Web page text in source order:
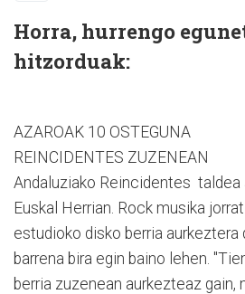
Horra, hurrengo
hitzorduak:
AZAROAK 10 OSTEGUNA
REINCIDENTES ZUZENEAN
Andaluziako Reincidentes taldea
Euskal Herrian. Rock musika
estudioko disko berria aurkeztera
barrena bira egin baino lehen.
berria zuzenean aurkezteaz